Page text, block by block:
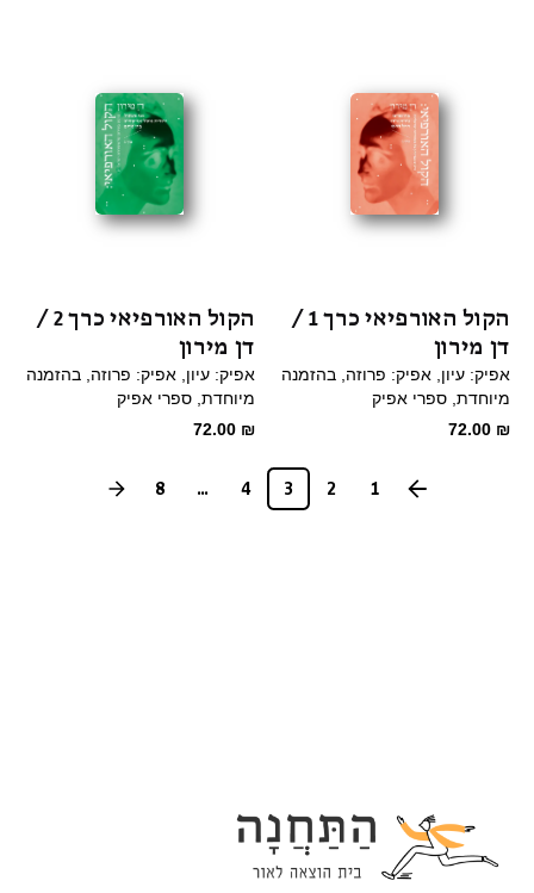
הקול האורפיאי כרך 1 /
דן מירון
אפיק: עיון אפיק: פרוזה בהזמנה
מיוחדת ספרי אפיק
72.00 ₪
הקול האורפיאי כרך 2 /
דן מירון
אפיק: עיון אפיק: פרוזה בהזמנה
מיוחדת ספרי אפיק
72.00 ₪
1
2
3
4
...
8